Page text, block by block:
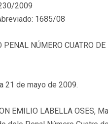
2009
1685/08
PENAL NÚMERO CUATRO DE
21 de mayo de 2009.
EMILIO LABELLA OSES,